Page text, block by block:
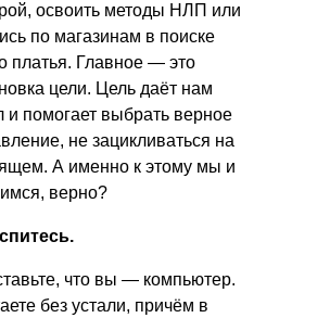
освоить методы НЛП или
по магазинам в поиске
платья. Главное — это
цели. Цель даёт нам
и помогает выбрать верное
не зацикливаться на
А именно к этому мы и
верно?
что вы — компьютер.
без устали, причём в